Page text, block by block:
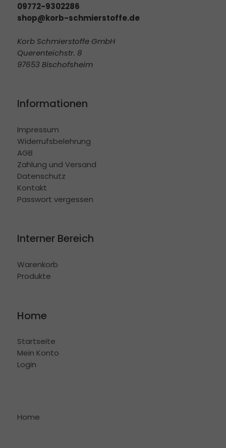
09772-9302286
shop@korb-schmierstoffe.de
Korb Schmierstoffe GmbH
Querenteichstr. 8
97653 Bischofsheim
Informationen
Impressum
Widerrufsbelehrung
AGB
Zahlung und Versand
Datenschutz
Kontakt
Passwort vergessen
Interner Bereich
Warenkorb
Produkte
Home
Startseite
Mein Konto
Login
Home